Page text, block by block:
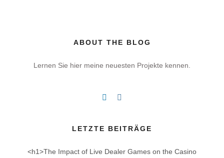
ABOUT THE BLOG
Lernen Sie hier meine neuesten Projekte kennen.
LETZTE BEITRÄGE
<h1>The Impact of Live Dealer Games on the Casino